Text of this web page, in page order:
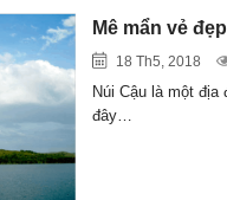
Mê mẩn vẻ
18 Th5, 2018
Núi Cậu là một
đây…